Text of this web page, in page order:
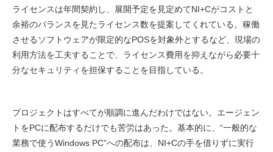
ライセンスは年間契約し、展開予定を見定めてNI+Cがコストと
余裕のバランスを見たライセンス数を提案してくれている。稼働
させるソフトウェアが限定的なPOSを対象外とするなど、現場の
利用方法を工夫することで、ライセンス費用を抑えながら必要十
分なセキュリティを担保することを目指している。
プロジェクトはすべてが順調に進んだわけではない。エージェン
トをPCに配布するだけでも苦労はあった。基本的に、“一般的な
業務で使うWindows PC”への配布は、NI+Cの手を借りずに実行